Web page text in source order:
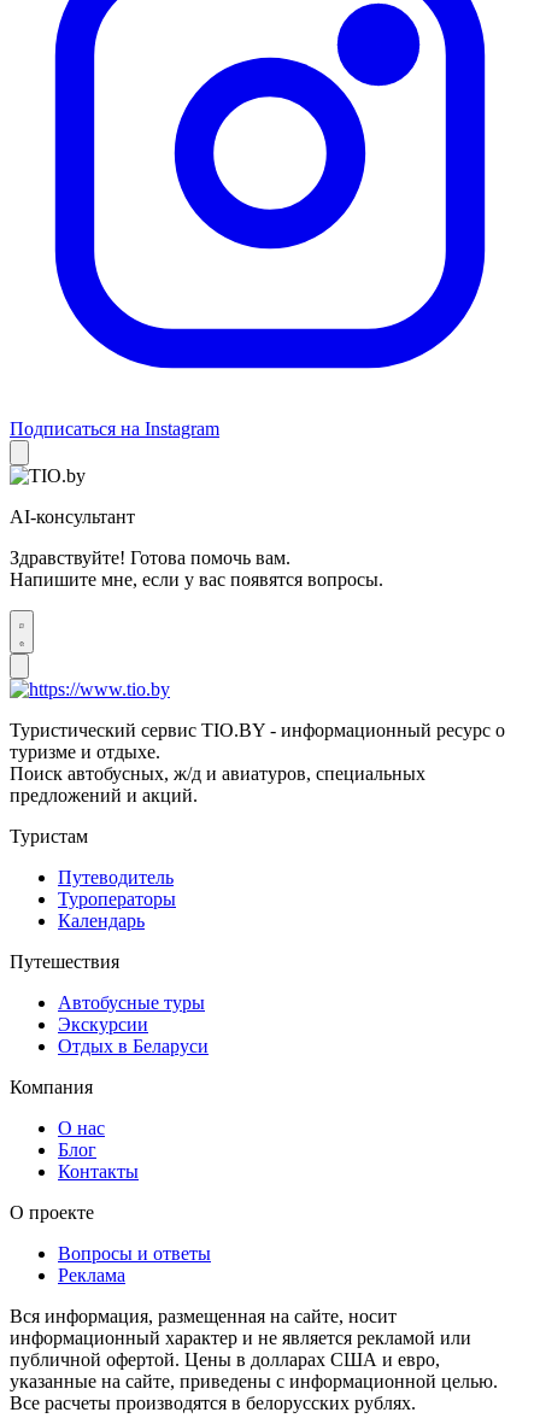
Подписаться на Instagram
AI-консультант
Здравствуйте! Готова помочь вам.
Напишите мне, если у вас появятся вопросы.
Туристический сервис TIO.BY - информационный ресурс о
туризме и отдыхе.
Поиск автобусных, ж/д и авиатуров, специальных
предложений и акций.
Туристам
Путеводитель
Туроператоры
Календарь
Путешествия
Автобусные туры
Экскурсии
Отдых в Беларуси
Компания
О нас
Блог
Контакты
О проекте
Вопросы и ответы
Реклама
Вся информация, размещенная на сайте, носит
информационный характер и не является рекламой или
публичной офертой. Цены в долларах США и евро,
указанные на сайте, приведены с информационной целью.
Все расчеты производятся в белорусских рублях.